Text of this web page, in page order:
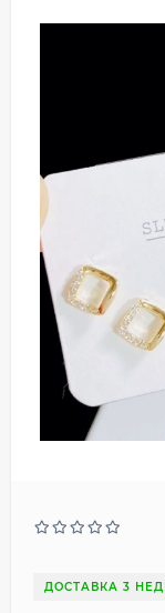
ДОСТАВКА 3